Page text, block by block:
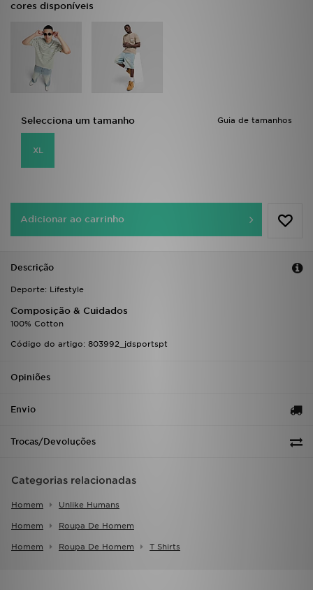
cores disponíveis
Guia de tamanhos
Selecciona um tamanho
XL
Adicionar ao carrinho
Descrição
Deporte: Lifestyle
Composição & Cuidados
100% Cotton
Código do artigo: 803992_jdsportspt
Opiniões
Envio
Trocas/Devoluções
Categorias relacionadas
Homem Unlike Humans
Homem Roupa De Homem
Homem Roupa De Homem T Shirts
ATENÇÃO AO CLIENTE
FAZ DOWNLOAD DA APP
TRABALHA CONNOSCO